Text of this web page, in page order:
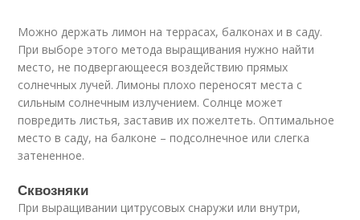
Можно держать лимон на террасах, балконах и в саду.
При выборе этого метода выращивания нужно найти
место, не подвергающееся воздействию прямых
солнечных лучей. Лимоны плохо переносят места с
сильным солнечным излучением. Солнце может
повредить листья, заставив их пожелтеть. Оптимальное
место в саду, на балконе – подсолнечное или слегка
затененное.
Сквозняки
При выращивании цитрусовых снаружи или внутри,